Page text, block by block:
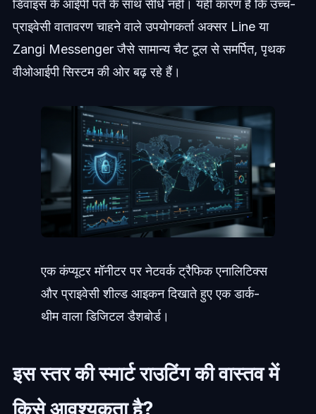
डिवाइस के आईपी पते के साथ सीधे नहीं। यही कारण है कि उच्च-
प्राइवेसी वातावरण चाहने वाले उपयोगकर्ता अक्सर Line या
Zangi Messenger जैसे सामान्य चैट टूल से समर्पित, पृथक
वीओआईपी सिस्टम की ओर बढ़ रहे हैं।
एक कंप्यूटर मॉनीटर पर नेटवर्क ट्रैफिक एनालिटिक्स
और प्राइवेसी शील्ड आइकन दिखाते हुए एक डार्क-
थीम वाला डिजिटल डैशबोर्ड।
इस स्तर की स्मार्ट राउटिंग की वास्तव में
किसे आवश्यकता है?